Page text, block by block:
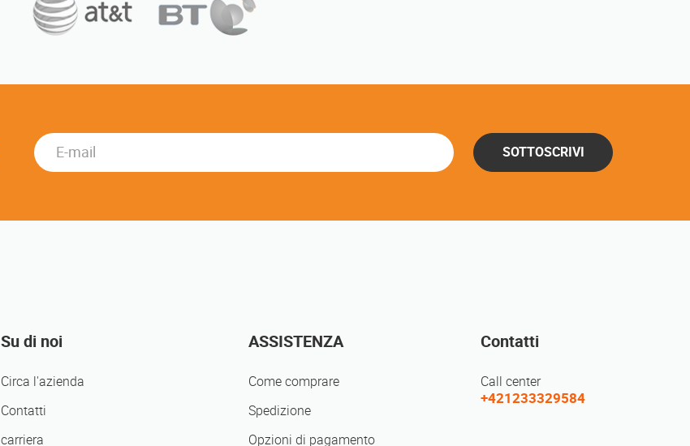
SOTTOSCRIVI
Su di noi
Circa l'azienda
Contatti
carriera
ASSISTENZA
Come comprare
Spedizione
Opzioni di pagamento
Contatti
Call center
+421233329584